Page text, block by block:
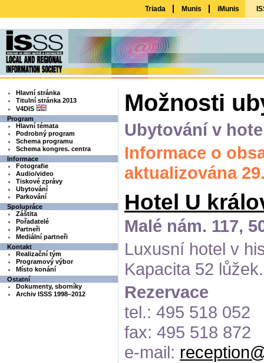
Triada Munis iMunis
Hlavní stránka
Titulní stránka 2013
V4DIS
Program
Hlavní témata
Podrobný program
Schema programu
Schema kongres. centra
Informace
Fotografie
Audio/video
Tiskové zprávy
Ubytování
Parkování
Spolupráce
Záštita
Pořadatelé
Partneři
Mediální partneři
Kontakt
Realizační tým
Programový výbor
Místo konání
Ostatní
Dokumenty, sborníky
Archiv ISSS 1998–2012
Možnosti
Ubytování v
Informace o
aktualizována
Hotel U
Malé nám. 117,
Luxusní hotel v
Kapacita 52 lůžek.
Rezervace
tel.: 495 518 052
fax: 495 518 872
e-mail: